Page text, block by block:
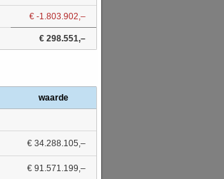
€ -1.803.902,–
€ 298.551,–
waarde
€ 34.288.105,–
€ 91.571.199,–